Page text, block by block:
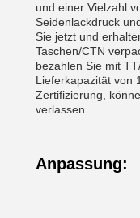
und einer Vielzahl
Seidenlackdruck
Sie jetzt und
Taschen/CTN
bezahlen Sie mit
Lieferkapazität von
Zertifizierung,
verlassen.
Anpassung: